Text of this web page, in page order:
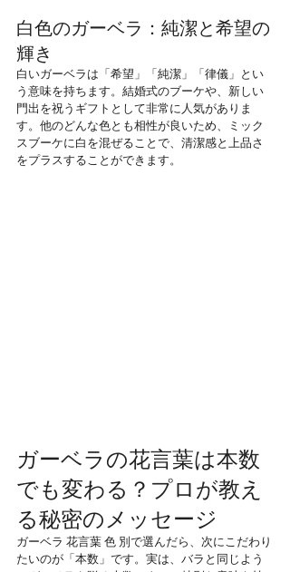
白色のガーベラ：純潔と希望の
輝き
白いガーベラは「希望」「純潔」「律儀」とい
う意味を持ちます。結婚式のブーケや、新しい
門出を祝うギフトとして非常に人気がありま
す。他のどんな色とも相性が良いため、ミック
スブーケに白を混ぜることで、清潔感と上品さ
をプラスすることができます。
ガーベラの花言葉は本数
でも変わる？プロが教え
る秘密のメッセージ
ガーベラ 花言葉 色 別で選んだら、次にこだわり
たいのが「本数」です。実は、バラと同じよう